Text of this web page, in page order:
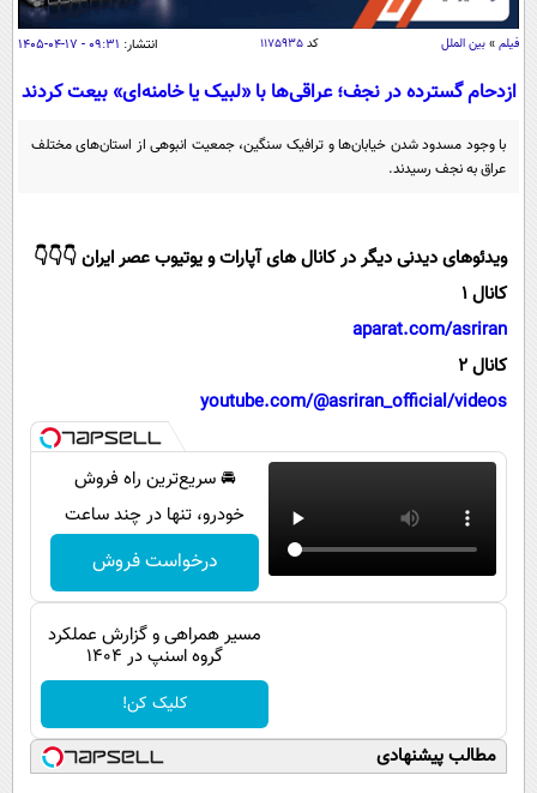
اقتصاد
اقتصادی
خودرو
جامعه
یک برش دانایی
ورزشی
علم و دانش
مجله تصویری سلاح
ورزش
فناوری
گوناگون
حوادث
محیط زیست
سلامت
خواندنی ها و دیدنی ها
پیامک
روانشناسی
آشپزی
دانلود
آموزش زبان
فیلم » بین الملل کد ۱۱۷۵۹۳۵ انتشار: ۰۹:۳۱ - ۱۷-۰۴-۱۴۰۵
ازدحام گسترده در نجف؛ عراقی‌ها با «لبیک یا خامنه‌ای» بیعت کردند
با وجود مسدود شدن خیابان‌ها و ترافیک سنگین، جمعیت انبوهی از استان‌های مختلف
عراق به نجف رسیدند.
ویدئوهای دیدنی دیگر در کانال های آپارات و یوتیوب عصر ایران 👇👇👇
کانال 1
aparat.com/asriran
کانال 2
youtube.com/@asriran_official/videos
🚘 سریع‌ترین راه فروش
خودرو، تنها در چند ساعت
درخواست فروش
مسیر همراهی و گزارش عملکرد
گروه اسنپ در ۱۴۰۴
کلیک کن!
مطالب پیشنهادی